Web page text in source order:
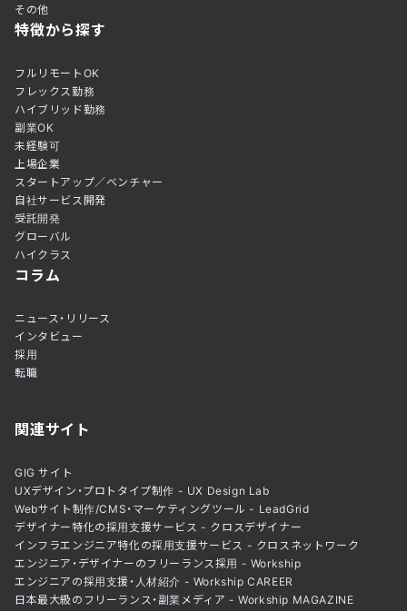
その他
特徴から探す
フルリモートOK
フレックス勤務
ハイブリッド勤務
副業OK
未経験可
上場企業
スタートアップ／ベンチャー
自社サービス開発
受託開発
グローバル
ハイクラス
コラム
ニュース・リリース
インタビュー
採用
転職
関連サイト
GIG サイト
UXデザイン・プロトタイプ制作 - UX Design Lab
Webサイト制作/CMS・マーケティングツール - LeadGrid
デザイナー特化の採用支援サービス - クロスデザイナー
インフラエンジニア特化の採用支援サービス - クロスネットワーク
エンジニア・デザイナーのフリーランス採用 - Workship
エンジニアの採用支援・人材紹介 - Workship CAREER
日本最大級のフリーランス・副業メディア - Workship MAGAZINE